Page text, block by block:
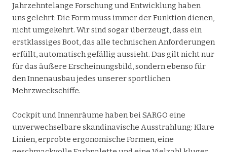
Jahrzehntelange Forschung und Entwicklung haben
uns gelehrt: Die Form muss immer der Funktion dienen,
nicht umgekehrt. Wir sind sogar überzeugt, dass ein
erstklassiges Boot, das alle technischen Anforderungen
erfüllt, automatisch gefällig aussieht. Das gilt nicht nur
für das äußere Erscheinungsbild, sondern ebenso für
den Innenausbau jedes unserer sportlichen
Mehrzweckschiffe.
Cockpit und Innenräume haben bei SARGO eine
unverwechselbare skandinavische Ausstrahlung: Klare
Linien, erprobte ergonomische Formen, eine